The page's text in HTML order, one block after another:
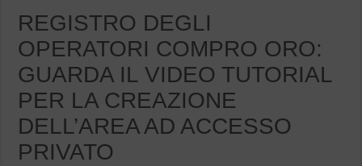
REGISTRO DEGLI
OPERATORI COMPRO ORO:
GUARDA IL VIDEO TUTORIAL
PER LA CREAZIONE
DELL’AREA AD ACCESSO
PRIVATO